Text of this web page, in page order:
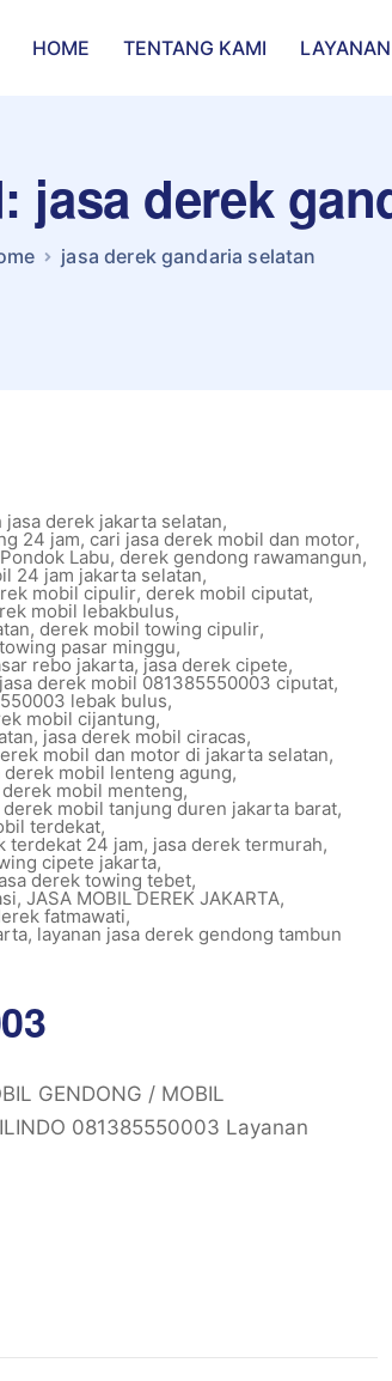
HOME TENTANG KAMI LAYANAN
jasa derek
jasa derek gandaria selatan
jasa derek jakarta selatan,
24 jam, cari jasa derek mobil dan motor,
Labu, derek gendong rawamangun,
24 jam jakarta selatan,
mobil cipulir, derek mobil ciputat,
mobil lebakbulus,
, derek mobil towing cipulir,
pasar minggu,
rebo jakarta, jasa derek cipete,
jasa derek mobil 081385550003 ciputat,
lebak bulus,
mobil cijantung,
, jasa derek mobil ciracas,
mobil dan motor di jakarta selatan,
derek mobil lenteng agung,
derek mobil menteng,
derek mobil tanjung duren jakarta barat,
terdekat,
terdekat 24 jam, jasa derek termurah,
cipete jakarta,
derek towing tebet,
, JASA MOBIL DEREK JAKARTA,
fatmawati,
, layanan jasa derek gendong tambun
GENDONG / MOBIL
081385550003 Layanan